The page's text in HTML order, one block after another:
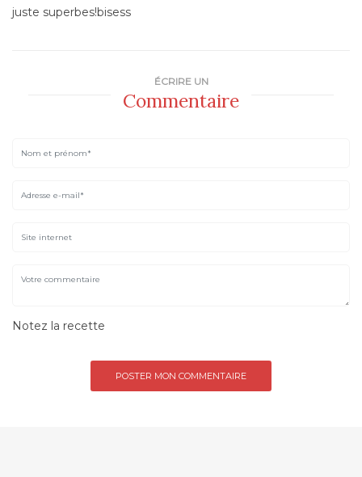
juste superbes!bisess
ÉCRIRE UN
Commentaire
Notez la recette